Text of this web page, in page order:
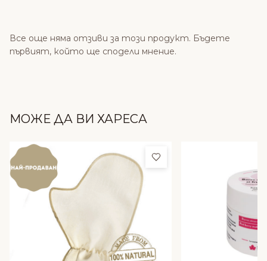
Все още няма отзиви за този продукт. Бъдете
първият, който ще сподели мнение.
МОЖЕ ДА ВИ ХАРЕСА
Добави в любими